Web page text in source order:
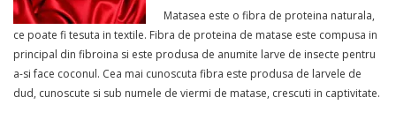
Matasea este o fibra de proteina naturala,
ce poate fi tesuta in textile. Fibra de proteina de matase este compusa in
principal din fibroina si este produsa de anumite larve de insecte pentru
a-si face coconul. Cea mai cunoscuta fibra este produsa de larvele de
dud, cunoscute si sub numele de viermi de matase, crescuti in captivitate.